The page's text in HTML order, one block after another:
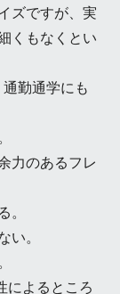
ズですが、実
くもなくとい
勤通学にも
力のあるフレ
。
い。
によるところ